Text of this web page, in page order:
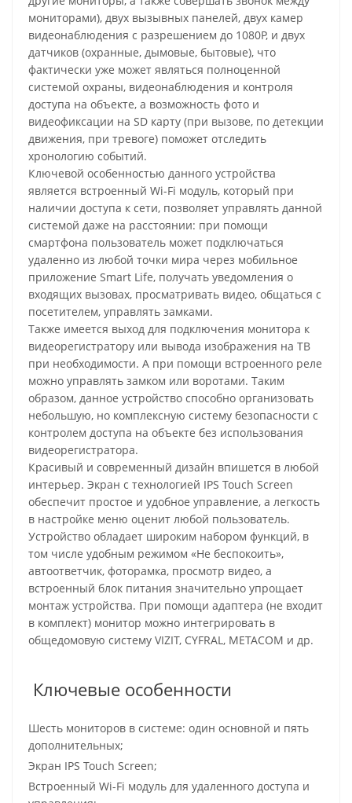
мониторами), двух вызывных панелей, двух камер
видеонаблюдения с разрешением до 1080P, и двух
датчиков (охранные, дымовые, бытовые), что
фактически уже может являться полноценной
системой охраны, видеонаблюдения и контроля
доступа на объекте, а возможность фото и
видеофиксации на SD карту (при вызове, по детекции
движения, при тревоге) поможет отследить
хронологию событий.
Ключевой особенностью данного устройства
является встроенный Wi-Fi модуль, который при
наличии доступа к сети, позволяет управлять данной
системой даже на расстоянии: при помощи
смартфона пользователь может подключаться
удаленно из любой точки мира через мобильное
приложение Smart Life, получать уведомления о
входящих вызовах, просматривать видео, общаться с
посетителем, управлять замками.
Также имеется выход для подключения монитора к
видеорегистратору или вывода изображения на ТВ
при необходимости. А при помощи встроенного реле
можно управлять замком или воротами. Таким
образом, данное устройство способно организовать
небольшую, но комплексную систему безопасности с
контролем доступа на объекте без использования
видеорегистратора.
Красивый и современный дизайн впишется в любой
интерьер. Экран с технологией IPS Touch Screen
обеспечит простое и удобное управление, а легкость
в настройке меню оценит любой пользователь.
Устройство обладает широким набором функций, в
том числе удобным режимом «Не беспокоить»,
автоответчик, фоторамка, просмотр видео, а
встроенный блок питания значительно упрощает
монтаж устройства. При помощи адаптера (не входит
в комплект) монитор можно интегрировать в
общедомовую систему VIZIT, CYFRAL, METACOM и др.
Ключевые особенности
Шесть мониторов в системе: один основной и пять
дополнительных;
Экран IPS Touch Screen;
Встроенный Wi-Fi модуль для удаленного доступа и